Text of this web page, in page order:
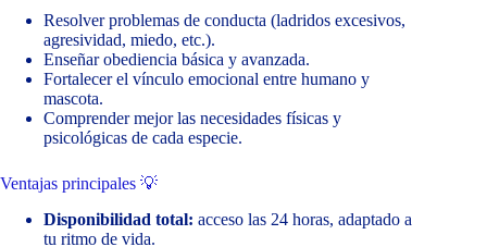
Resolver problemas de conducta (ladridos excesivos,
agresividad, miedo, etc.).
Enseñar obediencia básica y avanzada.
Fortalecer el vínculo emocional entre humano y
mascota.
Comprender mejor las necesidades físicas y
psicológicas de cada especie.
Ventajas principales 💡
Disponibilidad total: acceso las 24 horas, adaptado a
tu ritmo de vida.